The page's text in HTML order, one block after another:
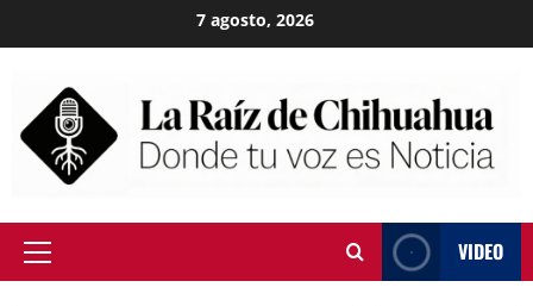
to
7 agosto, 2026
Primary
VIDEO